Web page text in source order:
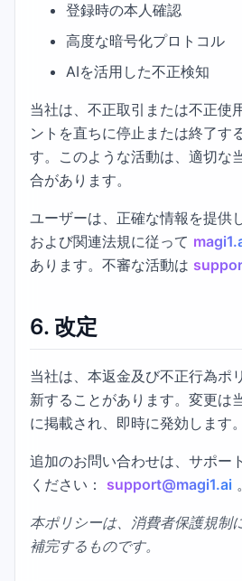
登録時の本人確認
高度な暗号化プロトコル
AIを活用した不正検知
当社は、不正取引または不正使
ントを直ちに停止または終了す
す。このような活動は、適切な
合があります。
ユーザーは、正確な情報を提供
および関連法規に従って
あります。不審な活動は
6. 改定
当社は、本返金及び不正行為ポ
新することがあります。変更は
に掲載され、即時に発効します。
追加のお問い合わせは、サポー
ください：
support@magi1.ai 。
本ポリシーは、消費者保護規制
補完するものです。